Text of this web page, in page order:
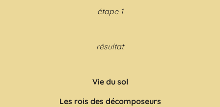
étape 1
résultat
Vie du sol
Les rois des décomposeurs